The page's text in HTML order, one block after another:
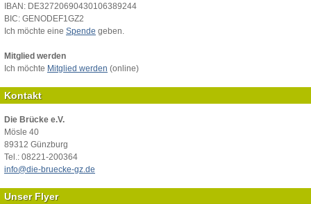
IBAN: DE32720690430106389244
BIC: GENODEF1GZ2
Ich möchte eine Spende geben.
Mitglied werden
Ich möchte Mitglied werden (online)
Kontakt
Die Brücke e.V.
Mösle 40
89312 Günzburg
Tel.: 08221-200364
info@die-bruecke-gz.de
Unser Flyer